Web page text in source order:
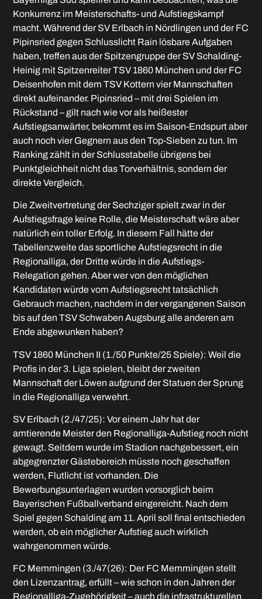
Konkurrenz im Meisterschafts- und Aufstiegskampf
macht. Während der SV Erlbach in Nördlingen und der FC
Pipinsried gegen Schlusslicht Rain lösbare Aufgaben
haben, treffen aus der Spitzengruppe der SV Schalding-
Heinig mit Spitzenreiter TSV 1860 München und der FC
Deisenhofen mit dem TSV Kottern vier Mannschaften
direkt aufeinander. Pipinsried – mit drei Spielen im
Rückstand – gilt nach wie vor als heißester
Aufstiegsanwärter, bekommt es im Saison-Endspurt aber
auch noch vier Gegnern aus den Top-Sieben zu tun. Im
Ranking zählt in der Schlusstabelle übrigens bei
Punktgleichheit nicht das Torverhältnis, sondern der
direkte Vergleich.
Die Zweitvertretung der Sechziger spielt zwar in der
Aufstiegsfrage keine Rolle, die Meisterschaft wäre aber
natürlich ein toller Erfolg. In diesem Fall hätte der
Tabellenzweite das sportliche Aufstiegsrecht in die
Regionalliga, der Dritte würde in die Aufstiegs-
Relegation gehen. Aber wer von den möglichen
Kandidaten würde vom Aufstiegsrecht tatsächlich
Gebrauch machen, nachdem in der vergangenen Saison
bis auf den TSV Schwaben Augsburg alle anderen am
Ende abgewunken haben?
TSV 1860 München II (1./50 Punkte/25 Spiele): Weil die
Profis in der 3. Liga spielen, bleibt der zweiten
Mannschaft der Löwen aufgrund der Statuen der Sprung
in die Regionalliga verwehrt.
SV Erlbach (2./47/25): Vor einem Jahr hat der
amtierende Meister den Regionalliga-Aufstieg noch nicht
gewagt. Seitdem wurde im Stadion nachgebessert, ein
abgegrenzter Gästebereich müsste noch geschaffen
werden, Flutlicht ist vorhanden. Die
Bewerbungsunterlagen wurden vorsorglich beim
Bayerischen Fußballverband eingereicht. Nach dem
Spiel gegen Schalding am 11. April soll final entschieden
werden, ob ein möglicher Aufstieg auch wirklich
wahrgenommen würde.
FC Memmingen (3./47(26): Der FC Memmingen stellt
den Lizenzantrag, erfüllt – wie schon in den Jahren der
Regionalliga-Zugehörigkeit – auch die infrastrukturellen